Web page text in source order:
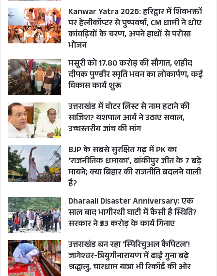
LOCKDOWN
Kanwar Yatra 2026: हरिद्वार में शिवभक्तों
पर हेलीकॉप्टर से पुष्पवर्षा, CM धामी ने धोए
कांवड़ियों के चरण, अपने हाथों से परोसा
भोजन
मसूरी को 17.80 करोड़ की सौगात, शहीद
दीपक पुण्डीर स्मृति भवन का लोकार्पण, कई
विकास कार्य शुरू
उत्तराखंड में वोटर लिस्ट से नाम हटाने की
साजिश? यशपाल आर्य ने उठाए सवाल,
उच्चस्तरीय जांच की मांग
BJP के सबसे सुरक्षित गढ़ में PK का
‘राजनीतिक धमाका’, बांकीपुर जीत के 7 बड़े
मायने; क्या बिहार की राजनीति बदलने वाली
है?
Dharaali Disaster Anniversary: एक
साल बाद भागीरथी घाटी में कैसी है स्थिति?
सरकार ने ₹33 करोड़ के कार्य गिनाए
उत्तराखंड बन रहा ‘स्पिरिचुअल कैपिटल’!
जागेश्वर-त्रियुगीनारायण में ढाई गुना बढ़े
श्रद्धालु, चारधाम यात्रा भी रिकॉर्ड की ओर